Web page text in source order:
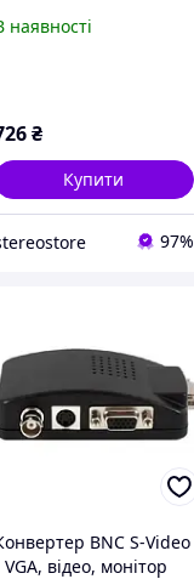
наявності
₴
Купити
97%
BNC S-Video
VGA, відео, монітор